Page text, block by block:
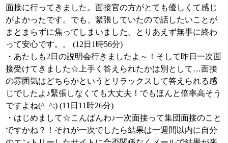
面接に行ってきました。面接官の方がとても優しくて感じ
がよかったです。でも、緊張していたので話したいことが
まとまらずに焦ってしまいました。とりあえず無事に終わ
って安心です。。 (12日1時56分)
・あたしも2日の説明会行きましたよ～！そして昨日一次面
接受けてきました☆上手く答えられたかは別として…面接
の雰囲気はどちらかというとリラックスして答えられる感
じでしたよ♪緊張しなくても大丈夫！でもほんと倍率高そう
ですよね(^_^;) (11日11時26分)
・はじめまして☆こんばんわ♪一次面接って集団面接のこと
ですかね？！それが一次でしたら結果は一週間以内に自分